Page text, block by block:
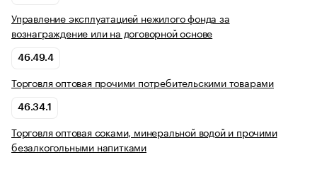
Управление эксплуатацией нежилого фонда за
вознаграждение или на договорной основе
46.49.4
Торговля оптовая прочими потребительскими товарами
46.34.1
Торговля оптовая соками, минеральной водой и прочими
безалкогольными напитками